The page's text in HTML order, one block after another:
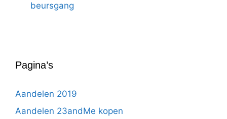
beursgang
Pagina’s
Aandelen 2019
Aandelen 23andMe kopen